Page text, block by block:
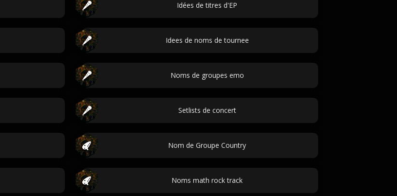
Idées de titres d'EP
Idees de noms de tournee
Noms de groupes emo
Setlists de concert
Nom de Groupe Country
Noms math rock track